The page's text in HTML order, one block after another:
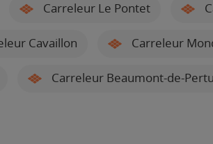
Carreleur Le Pontet
Cavaillon Carreleur
Carreleur Beaumont-de-